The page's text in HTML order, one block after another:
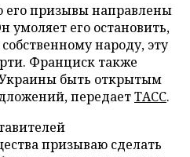
его призывы направлены
умоляет его остановить,
народу, эту
Франциск также
быть открытым
передаетТАСС.
призываю сделать